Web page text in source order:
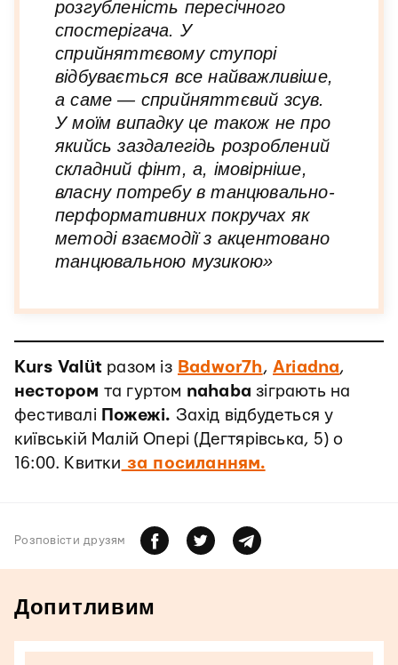
розгубленість пересічного
спостерігача. У
сприйняттєвому ступорі
відбувається все найважливіше,
а саме — сприйняттєвий зсув.
У моїм випадку це також не про
якийсь заздалегідь розроблений
складний фінт, а, імовірніше,
власну потребу в танцювально-
перформативних покручах як
методі взаємодії з акцентовано
танцювальною музикою»
Kurs Valüt разом із Badwor7h,Ariadna,
нестором та гуртом nahaba зіграють на
фестивалі Пожежі. Захід відбудеться у
київській Малій Опері (Дегтярівська, 5) о
16:00. Квитки за посиланням.
Розповiсти друзям
Допитливим